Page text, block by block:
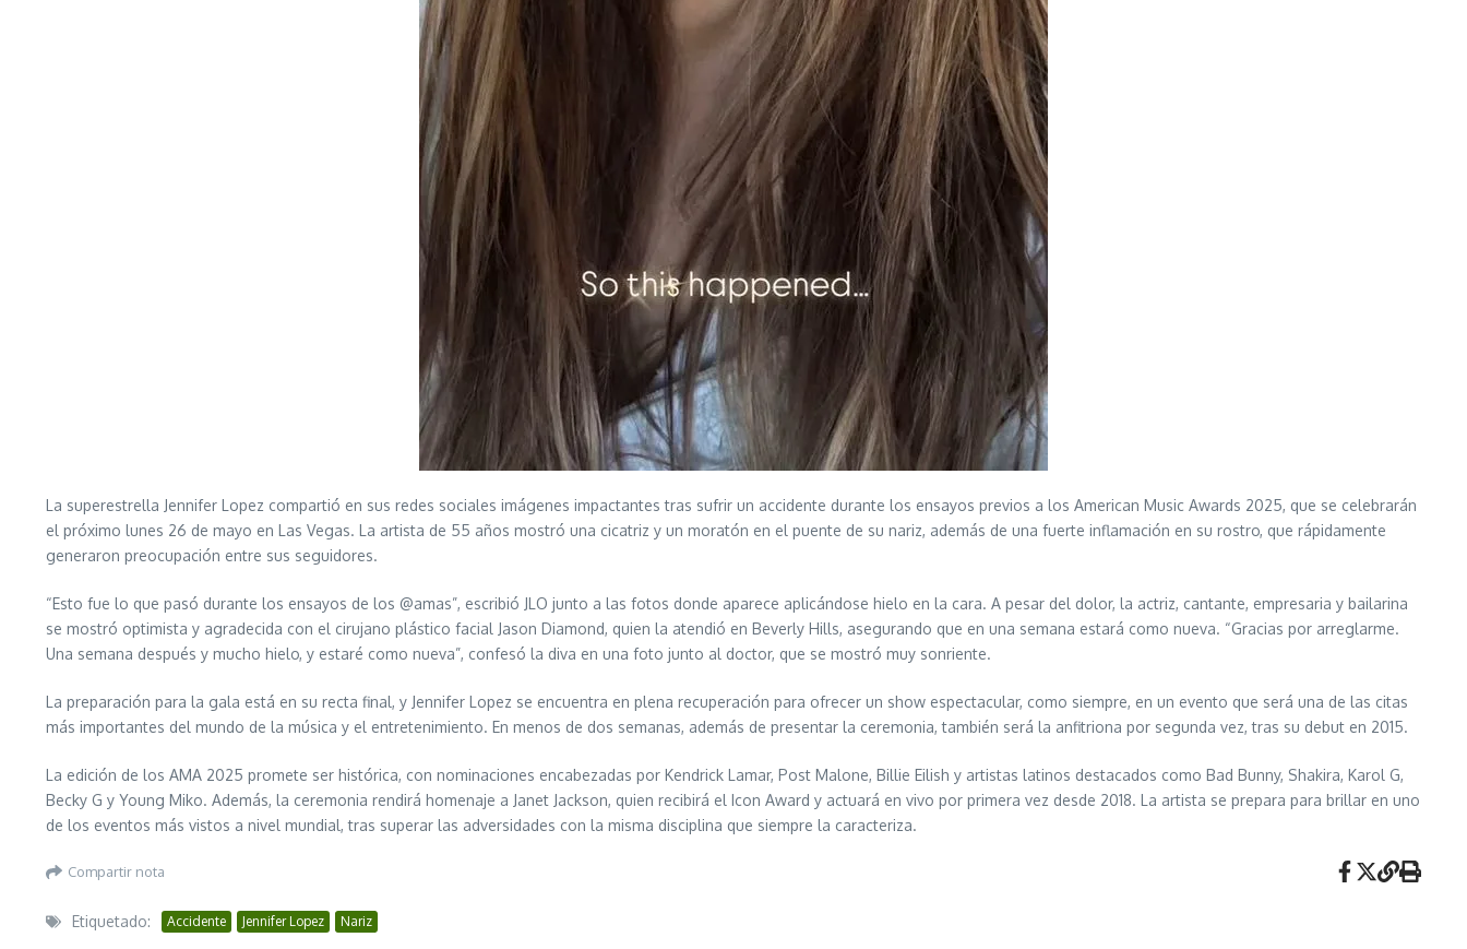
La superestrella Jennifer Lopez compartió en sus redes sociales imágenes impactantes tras sufrir un accidente durante los ensayos previos a los American Music Awards 2025, que se celebrarán
el próximo lunes 26 de mayo en Las Vegas. La artista de 55 años mostró una cicatriz y un moratón en el puente de su nariz, además de una fuerte inflamación en su rostro, que rápidamente
generaron preocupación entre sus seguidores.
“Esto fue lo que pasó durante los ensayos de los @amas”, escribió JLO junto a las fotos donde aparece aplicándose hielo en la cara. A pesar del dolor, la actriz, cantante, empresaria y bailarina
se mostró optimista y agradecida con el cirujano plástico facial Jason Diamond, quien la atendió en Beverly Hills, asegurando que en una semana estará como nueva. “Gracias por arreglarme.
Una semana después y mucho hielo, y estaré como nueva”, confesó la diva en una foto junto al doctor, que se mostró muy sonriente.
La preparación para la gala está en su recta final, y Jennifer Lopez se encuentra en plena recuperación para ofrecer un show espectacular, como siempre, en un evento que será una de las citas
más importantes del mundo de la música y el entretenimiento. En menos de dos semanas, además de presentar la ceremonia, también será la anfitriona por segunda vez, tras su debut en 2015.
La edición de los AMA 2025 promete ser histórica, con nominaciones encabezadas por Kendrick Lamar, Post Malone, Billie Eilish y artistas latinos destacados como Bad Bunny, Shakira, Karol G,
Becky G y Young Miko. Además, la ceremonia rendirá homenaje a Janet Jackson, quien recibirá el Icon Award y actuará en vivo por primera vez desde 2018. La artista se prepara para brillar en uno
de los eventos más vistos a nivel mundial, tras superar las adversidades con la misma disciplina que siempre la caracteriza.
Compartir nota
Etiquetado: Accidente Jennifer Lopez Nariz